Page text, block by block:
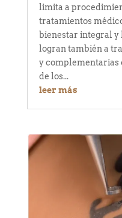
limita a
tratamientos
bienestar integral y
logran también a
y complementarias
de los...
leer más